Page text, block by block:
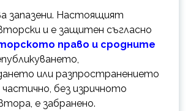
запазени. Настоящият
и е защитен съгласно
право и сродните
или разпространението
частично, без изричното
е забранено.